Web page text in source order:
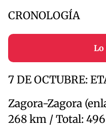
CRONOLOGÍA
Lo
7 DE OCTUBRE:
Zagora-Zagora
268 km / Total: